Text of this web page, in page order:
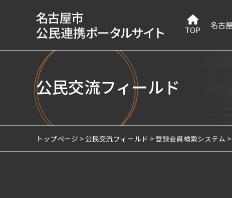
TOP 名古
名
企
公民交流フィールド
トップページ 公民交流フィールド 登録会員検索システム